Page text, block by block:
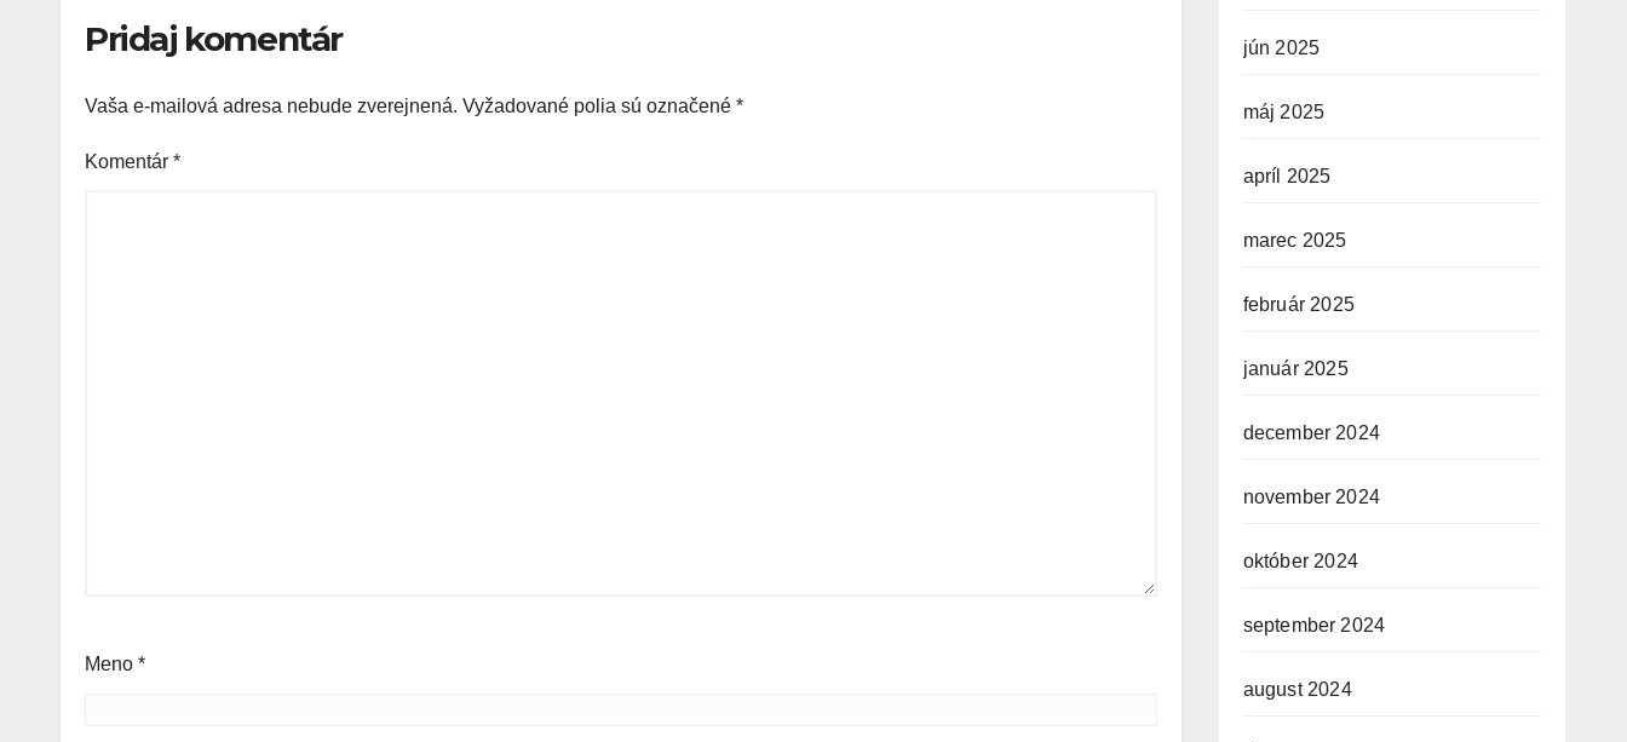
Pridaj komentár
Vaša e-mailová adresa nebude zverejnená. Vyžadované polia sú označené *
Komentár *
Meno *
jún 2025
máj 2025
apríl 2025
marec 2025
február 2025
január 2025
december 2024
november 2024
október 2024
september 2024
august 2024